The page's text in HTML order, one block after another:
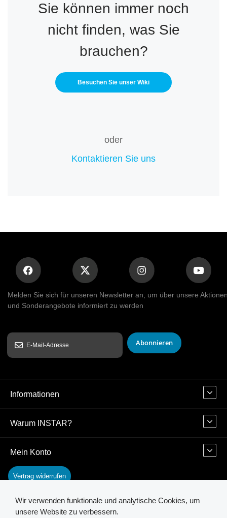
Sie können immer noch
nicht finden, was Sie
brauchen?
Besuchen Sie unser Wiki
oder
Kontaktieren Sie uns
Melden Sie sich für unseren Newsletter an, um über unsere
und Sonderangebote informiert zu werden
Abonnieren
Informationen
Warum INSTAR?
Mein Konto
Vertrag widerrufen
Wir verwenden funktionale und analytische Cookies, um
unsere Website zu verbessern.